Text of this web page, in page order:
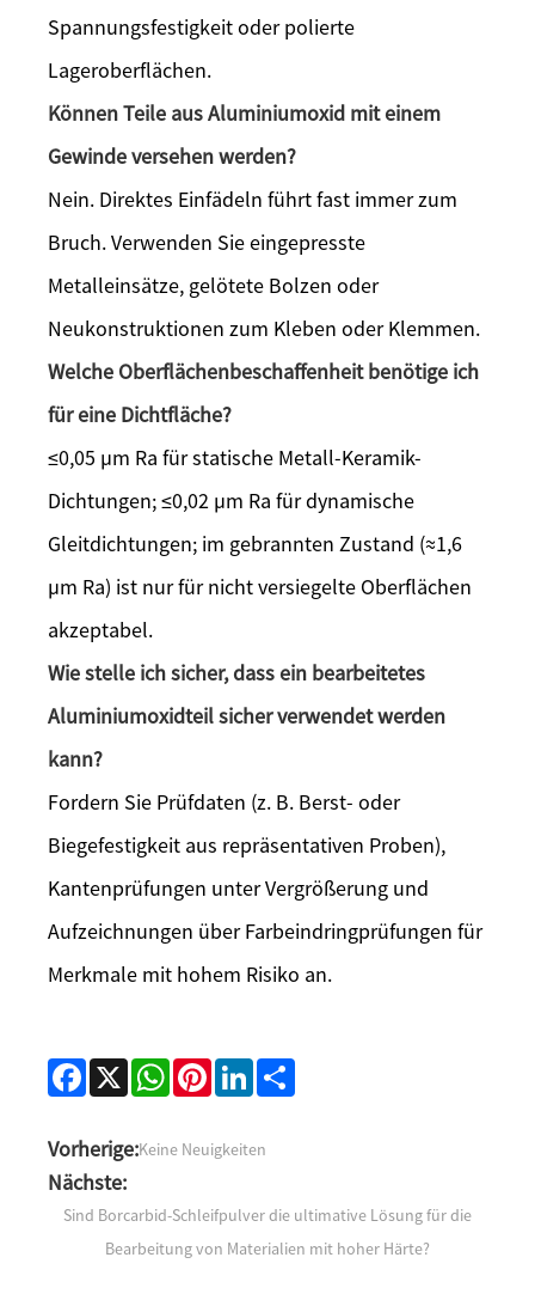
Spannungsfestigkeit oder polierte
Lageroberflächen.
Können Teile aus Aluminiumoxid mit einem
Gewinde versehen werden?
Nein. Direktes Einfädeln führt fast immer zum
Bruch. Verwenden Sie eingepresste
Metalleinsätze, gelötete Bolzen oder
Neukonstruktionen zum Kleben oder Klemmen.
Welche Oberflächenbeschaffenheit benötige ich
für eine Dichtfläche?
≤0,05 µm Ra für statische Metall-Keramik-
Dichtungen; ≤0,02 µm Ra für dynamische
Gleitdichtungen; im gebrannten Zustand (≈1,6
µm Ra) ist nur für nicht versiegelte Oberflächen
akzeptabel.
Wie stelle ich sicher, dass ein bearbeitetes
Aluminiumoxidteil sicher verwendet werden
kann?
Fordern Sie Prüfdaten (z. B. Berst- oder
Biegefestigkeit aus repräsentativen Proben),
Kantenprüfungen unter Vergrößerung und
Aufzeichnungen über Farbeindringprüfungen für
Merkmale mit hohem Risiko an.
Facebook
X WhatsAppPinterestLinkedIn
Vorherige:Keine Neuigkeiten
Nächste:
Sind Borcarbid-Schleifpulver die ultimative Lösung für die
Bearbeitung von Materialien mit hoher Härte?